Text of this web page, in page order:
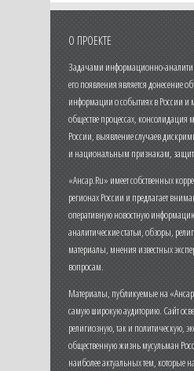
О ПРОЕКТЕ
Задачами информационно-
его появления является донесение
информации о событиях в России и
обществе процессах,
России, выявление случаев
и национальным признакам,
«Ансар.Ru» имеет собственных
регионах России и предлагает
оперативную новостную
аналитические статьи, обзоры,
материалы, мнения известных
вопросам.
Материалы, публикуемые на
самую широкую аудиторию. Сайт
религиозную, так и политическую,
общественную жизнь мусульман
наиболее актуальных тем, которые